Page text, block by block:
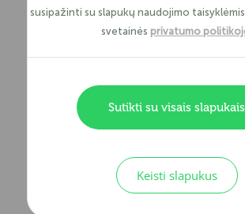
dažnai priešinasi didelėms skoloms
visomis priemonėmis, kad vilkintų
Teisminio proceso trukmės.Teismų
tai prailgina skolos išieškojimo
Skolos išieškojimo būdo.Jeigu
derybų būdu, skolos atgavimo
teisminis išieškojimas dažniausiai
Skolininko finansinės padėties.
Jei
susipažinti su slapukų naudojimo
svetainės privatumo
Sutikti su visais slapukais
Keisti slapukus